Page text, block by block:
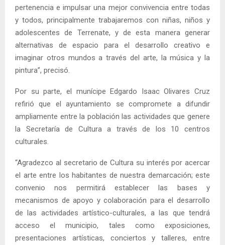
pertenencia e impulsar una mejor convivencia entre todas
y todos, principalmente trabajaremos con niñas, niños y
adolescentes de Terrenate, y de esta manera generar
alternativas de espacio para el desarrollo creativo e
imaginar otros mundos a través del arte, la música y la
pintura”, precisó.
Por su parte, el munícipe Edgardo Isaac Olivares Cruz
refirió que el ayuntamiento se compromete a difundir
ampliamente entre la población las actividades que genere
la Secretaría de Cultura a través de los 10 centros
culturales.
“Agradezco al secretario de Cultura su interés por acercar
el arte entre los habitantes de nuestra demarcación; este
convenio nos permitirá establecer las bases y
mecanismos de apoyo y colaboración para el desarrollo
de las actividades artístico-culturales, a las que tendrá
acceso el municipio, tales como exposiciones,
presentaciones artísticas, conciertos y talleres, entre